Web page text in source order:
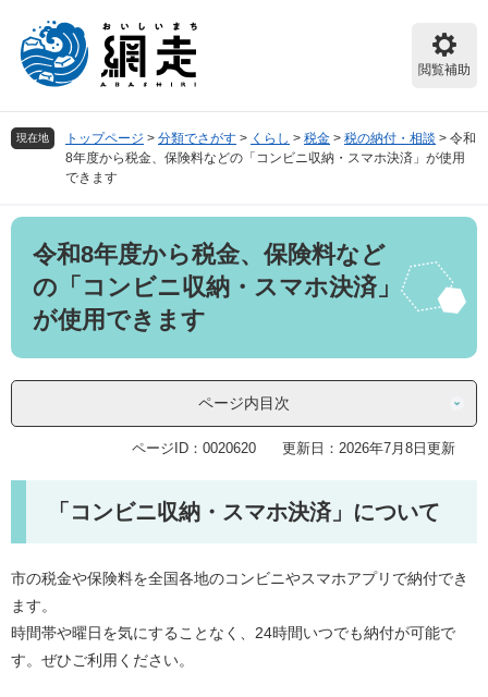
頭
で
飛
ば
本
閲覧補助
現在地 トップページ > 分類でさがす > くらし > 税金 > 税の納付・相談 > 令和
8年度から税金、保険料などの「コンビニ収納・スマホ決済」が使用
できます
本
令和8年度から税金、保険料など
の「コンビニ収納・スマホ決済」
が使用できます
ページ内目次
ページID：0020620 更新日：2026年7月8日更新
「コンビニ収納・スマホ決済」について
市の税金や保険料を全国各地のコンビニやスマホアプリで納付でき
ます。
時間帯や曜日を気にすることなく、24時間いつでも納付が可能で
す。ぜひご利用ください。